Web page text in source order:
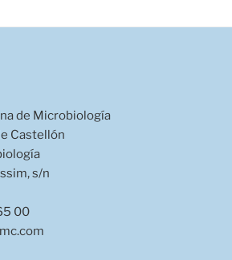
de Microbiología
Castellón
s/n
00